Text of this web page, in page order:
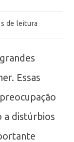
de leitura
Essas
a distúrbios